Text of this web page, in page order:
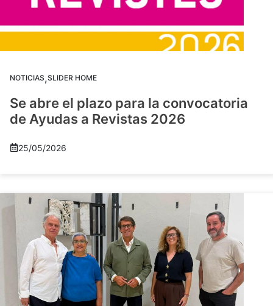
NOTICIAS,SLIDER HOME
Se abre el plazo para la convocatoria
de Ayudas a Revistas 2026
25/05/2026